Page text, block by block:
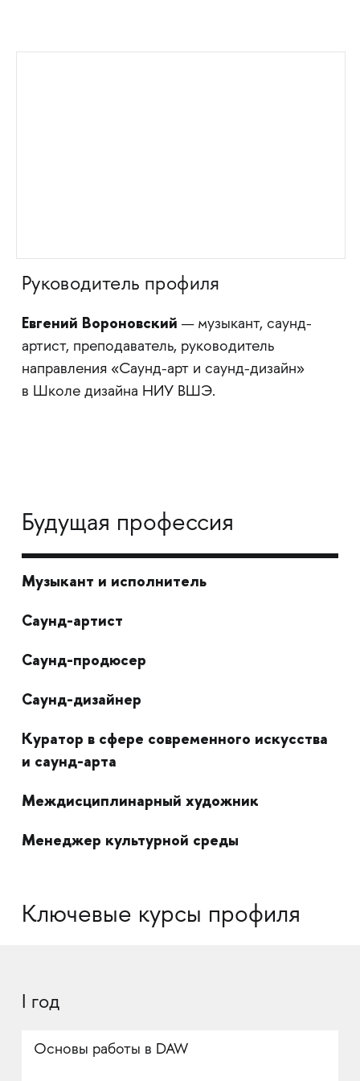
Руководитель профиля
Евгений Вороновский — музыкант, саунд-
артист, преподаватель, руководитель
направления «Саунд-арт и саунд-дизайн»
в Школе дизайна НИУ ВШЭ.
Будущая профессия
Музыкант и исполнитель
Саунд-артист
Саунд-продюсер
Саунд-дизайнер
Куратор в сфере современного искусства
и саунд-арта
Междисциплинарный художник
Менеджер культурной среды
Ключевые курсы профиля
I год
Основы работы в DAW